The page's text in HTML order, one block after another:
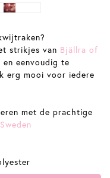
strikjes van Bjällra of
eenvoudig te
erg mooi voor iedere
met de prachtige